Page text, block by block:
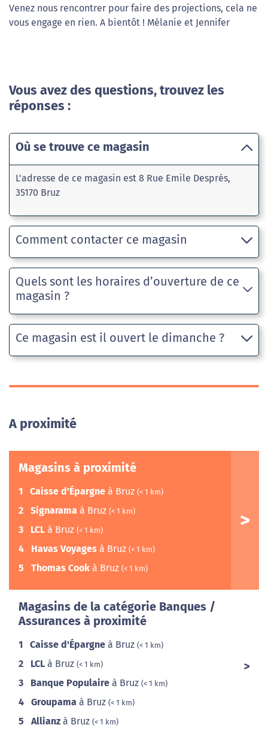
Venez nous rencontrer pour faire des projections, cela ne
vous engage en rien. A bientôt ! Mélanie et Jennifer
Vous avez des questions, trouvez les
réponses :
Où se trouve ce magasin
L'adresse de ce magasin est 8 Rue Emile Després,
35170 Bruz
Comment contacter ce magasin
Quels sont les horaires d’ouverture de ce
magasin ?
Ce magasin est il ouvert le dimanche ?
A proximité
Magasins à proximité
1 Caisse d'Épargne à Bruz (< 1 km)
2 Signarama à Bruz (< 1 km)
3 LCL à Bruz (< 1 km)
4 Havas Voyages à Bruz (< 1 km)
5 Thomas Cook à Bruz (< 1 km)
Magasins de la catégorie Banques /
Assurances à proximité
1 Caisse d'Épargne à Bruz (< 1 km)
2 LCL à Bruz (< 1 km)
3 Banque Populaire à Bruz (< 1 km)
4 Groupama à Bruz (< 1 km)
5 Allianz à Bruz (< 1 km)